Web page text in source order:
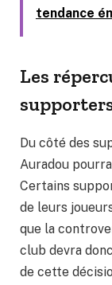
tendance
Les
Du côté des
Auradou
Certains
de leurs
que la
club devra
de cette